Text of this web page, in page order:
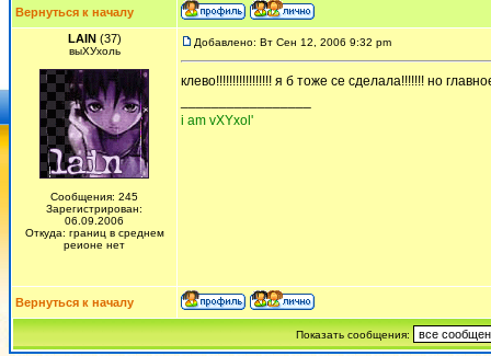
Вернуться к началу
LAIN(37)
выХУхоль
Сообщения: 245
Зарегистрирован:
06.09.2006
Откуда: границ в среднем
реионе нет
Добавлено: Вт Сен 12, 2006 9:32 pm
клево!!!!!!!!!!!!!!!!! я б тоже се сделала!!!!!!! но
i am vXYxol'
Вернуться к началу
Показать сообщения: